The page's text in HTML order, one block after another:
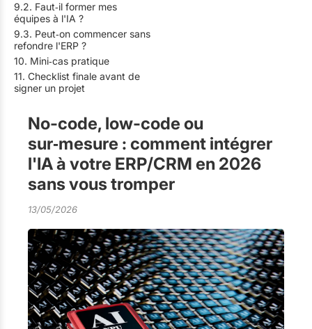
9.2. Faut‑il former mes
équipes à l'IA ?
9.3. Peut‑on commencer sans
refondre l'ERP ?
10. Mini‑cas pratique
11. Checklist finale avant de
signer un projet
No-code, low-code ou
sur‑mesure : comment intégrer
l'IA à votre ERP/CRM en 2026
sans vous tromper
13/05/2026